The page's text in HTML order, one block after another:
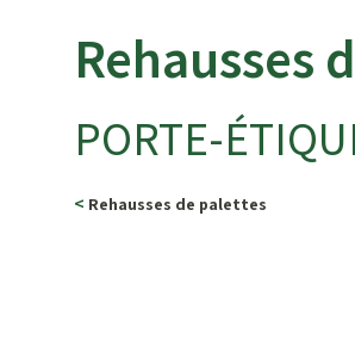
Rehausses
PORTE-
< Rehausses de palettes